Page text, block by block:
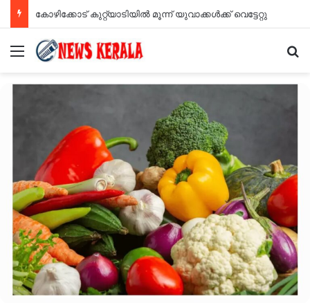
കോഴിക്കോട് കുറ്റ്യാടിയിൽ മൂന്ന് യുവാക്കൾക്ക് വെട്ടേറ്റു
Menu